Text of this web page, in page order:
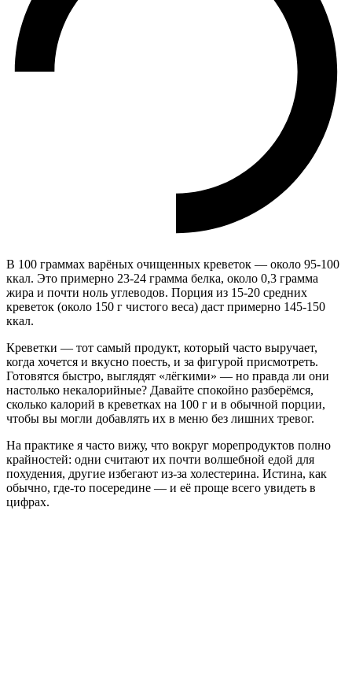
В 100 граммах варёных очищенных креветок — около 95-100
ккал. Это примерно 23-24 грамма белка, около 0,3 грамма
жира и почти ноль углеводов. Порция из 15-20 средних
креветок (около 150 г чистого веса) даст примерно 145-150
ккал.
Креветки — тот самый продукт, который часто выручает,
когда хочется и вкусно поесть, и за фигурой присмотреть.
Готовятся быстро, выглядят «лёгкими» — но правда ли они
настолько некалорийные? Давайте спокойно разберёмся,
сколько калорий в креветках на 100 г и в обычной порции,
чтобы вы могли добавлять их в меню без лишних тревог.
На практике я часто вижу, что вокруг морепродуктов полно
крайностей: одни считают их почти волшебной едой для
похудения, другие избегают из-за холестерина. Истина, как
обычно, где-то посередине — и её проще всего увидеть в
цифрах.